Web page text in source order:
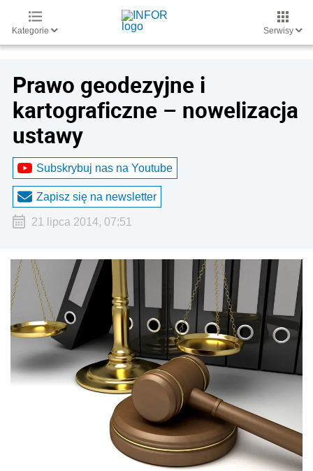
Kategorie Serwisy
Prawo geodezyjne i
kartograficzne – nowelizacja
ustawy
Subskrybuj nas na Youtube
Zapisz się na newsletter
21 lipca 2014, 07:51